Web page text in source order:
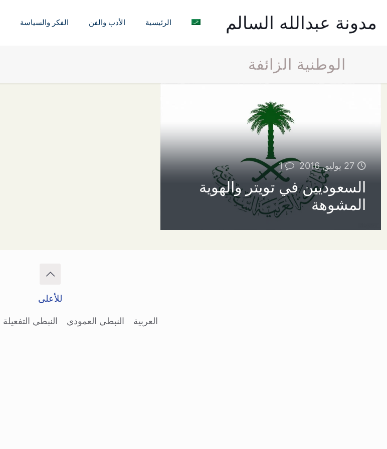
مدونة عبدالله السالم الرئيسية الأدب والفن الفكر والسياسة
الوطنية الزائفة
27 يوليو, 2016 1
السعوديين في تويتر والهوية
المشوهة
للأعلى
العربية النبطي العمودي النبطي التفعيلة